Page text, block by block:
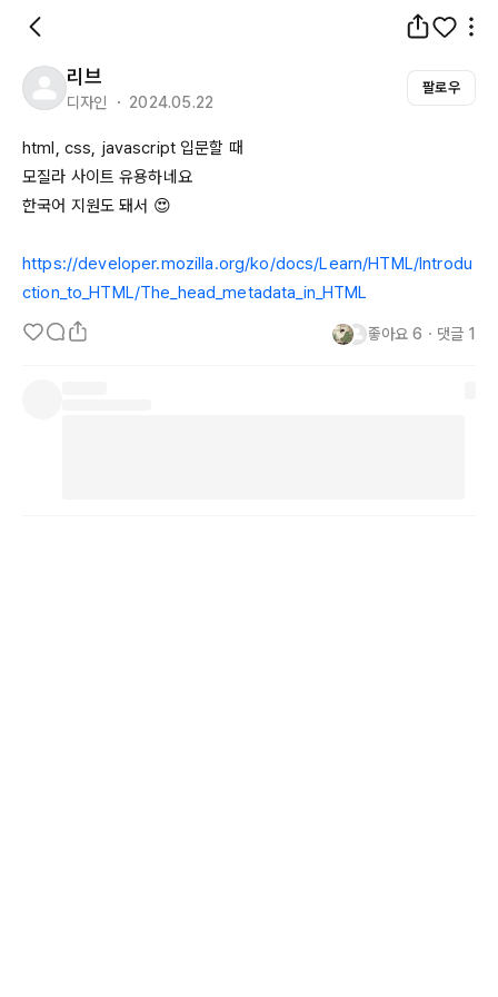
리브
디자인 ・ 2024.05.22
팔로우
html, css, javascript 입문할 때
모질라 사이트 유용하네요
한국어 지원도 돼서 😍
https://developer.mozilla.org/ko/docs/Learn/HTML/Introdu
ction_to_HTML/The_head_metadata_in_HTML
좋아요 6 ・ 댓글 1